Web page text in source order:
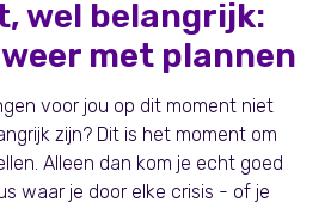
wel belangrijk:
met plannen
voor jou op dit moment niet
zijn? Dit is het moment om
Alleen dan kom je echt goed
waar je door elke crisis - of je